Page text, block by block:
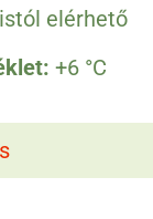
elérhető
+6 °C